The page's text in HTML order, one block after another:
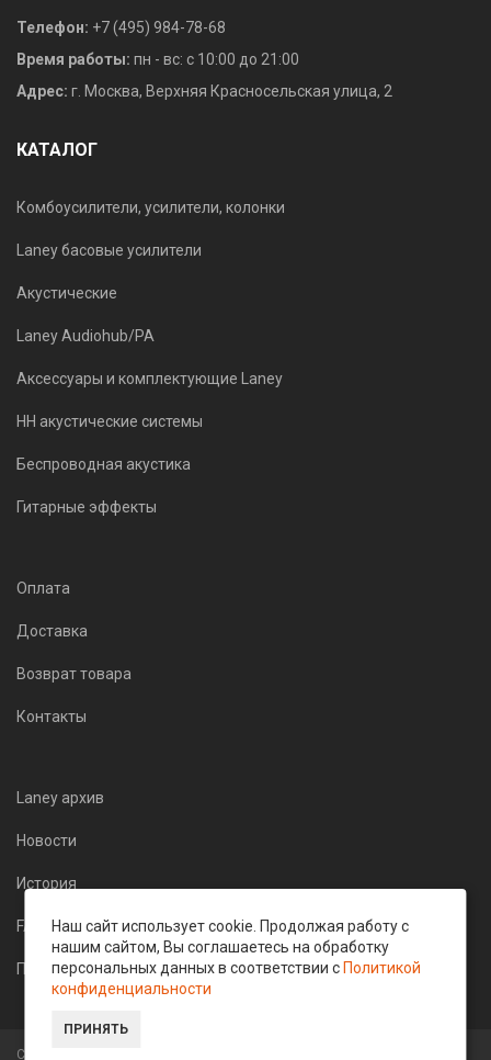
Телефон: +7 (495) 984-78-68
Время работы: пн - вс: с 10:00 до 21:00
Адрес: г. Москва, Верхняя Красносельская улица, 2
КАТАЛОГ
Комбоусилители, усилители, колонки
Laney басовые усилители
Акустические
Laney Audiohub/PA
Аксессуары и комплектующие Laney
HH акустические системы
Беспроводная акустика
Гитарные эффекты
Оплата
Доставка
Возврат товара
Контакты
Laney архив
Новости
История
FAQ
Политика конфиденциальности
Copyright © 2015-2026 LaneyPro - Все права защищены
Наш сайт использует cookie. Продолжая работу с
нашим сайтом, Вы соглашаетесь на обработку
персональных данных в соответствии с Политикой
конфиденциальности
ПРИНЯТЬ